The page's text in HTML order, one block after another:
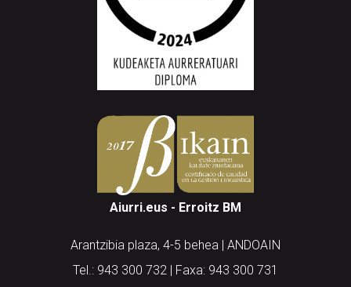
Aiurri.eus - Erroitz BM
Arantzibia plaza, 4-5 behea | ANDOAIN
Tel.: 943 300 732 | Faxa: 943 300 731